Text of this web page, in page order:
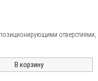
отверстиями,